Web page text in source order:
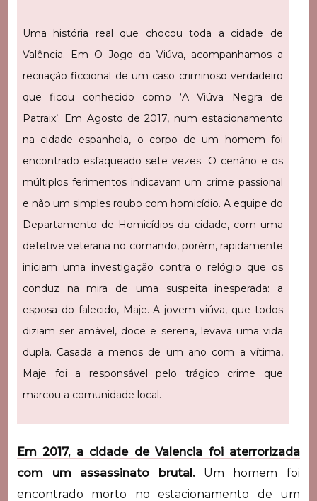
Uma história real que chocou toda a cidade de
Valência. Em O Jogo da Viúva, acompanhamos a
recriação ficcional de um caso criminoso verdadeiro
que ficou conhecido como ‘A Viúva Negra de
Patraix’. Em Agosto de 2017, num estacionamento
na cidade espanhola, o corpo de um homem foi
encontrado esfaqueado sete vezes. O cenário e os
múltiplos ferimentos indicavam um crime passional
e não um simples roubo com homicídio. A equipe do
Departamento de Homicídios da cidade, com uma
detetive veterana no comando, porém, rapidamente
iniciam uma investigação contra o relógio que os
conduz na mira de uma suspeita inesperada: a
esposa do falecido, Maje. A jovem viúva, que todos
diziam ser amável, doce e serena, levava uma vida
dupla. Casada a menos de um ano com a vítima,
Maje foi a responsável pelo trágico crime que
marcou a comunidade local.
Em 2017, a cidade de Valencia foi aterrorizada
com um assassinato brutal. Um homem foi
encontrado morto no estacionamento de um